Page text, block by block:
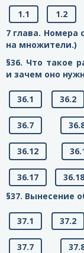
1.1 1.2
7 глава. Номера
на множители.)
§36. Что такое
и зачем оно
36.1 36.2
36.7
36.12
36.17 36.18
§37. Вынесение
37.1 37.2
37.7